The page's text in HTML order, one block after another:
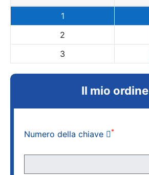
1
2
3
Il mio ordine
Numero della chiave *